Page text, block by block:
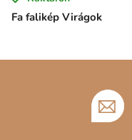
Fa falikép Virágok